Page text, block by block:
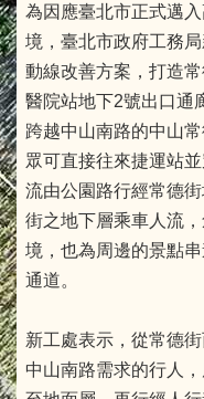
為因應臺北市正式邁
境，臺北市政府工務
動線改善方案，打造
醫院站地下2號出口通
跨越中山南路的中山
眾可直接往來捷運站
流由公園路行經常德
街之地下層乘車人流
境，也為周邊的景點
通道。
新工處表示，從常德
中山南路需求的行人